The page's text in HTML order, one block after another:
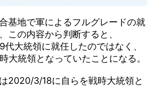
基地で軍によるフルグレードの就
この内容から判断すると、
大統領に就任したのではなく、
大統領となっていたことになる。
2020/3/18に自らを戦時大統領と